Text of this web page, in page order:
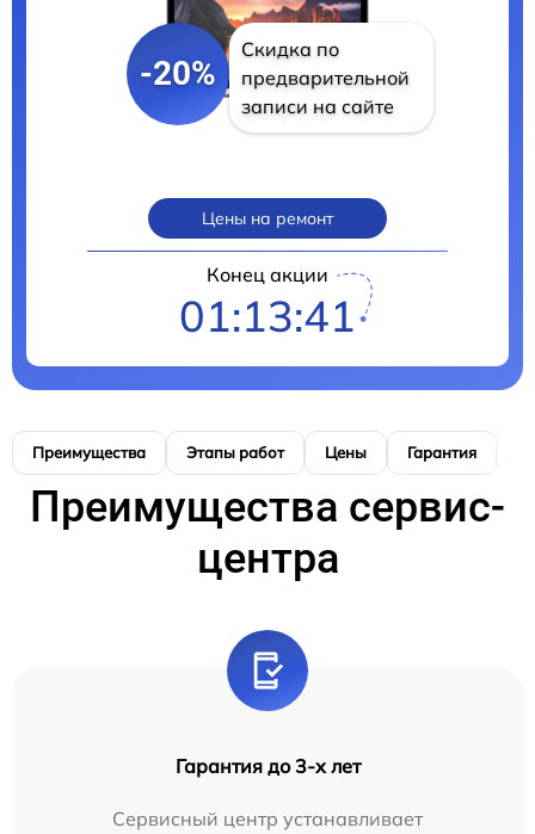
-20%
Скидка по
предварительной
записи на сайте
Цены на ремонт
Конец акции
01:13:40
Преимущества Этапы работ Цены Гарантия
Преимущества сервис-
центра
Гарантия до 3-х лет
Сервисный центр устанавливает